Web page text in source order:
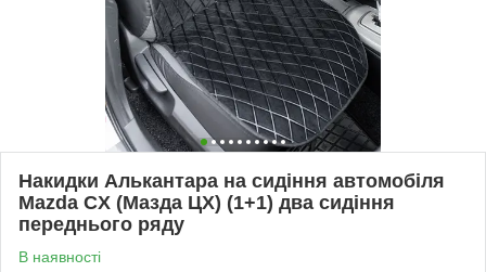
Накидки Алькантара на сидіння автомобіля
Mazda CX (Мазда ЦХ) (1+1) два сидіння
переднього ряду
В наявності